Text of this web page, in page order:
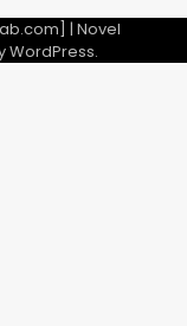
| Novel
WordPress.